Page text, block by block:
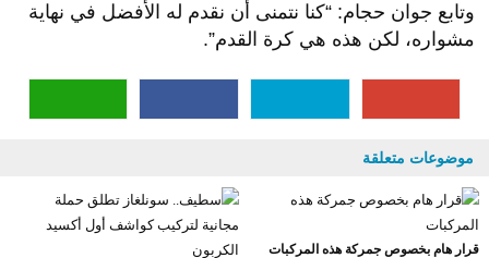
وتابع جوان حجام: “كنا نتمنى أن نقدم له الأفضل في نهاية
مشواره، لكن هذه هي كرة القدم”.
موضوعات متعلقة
قرار هام بخصوص جمركة هذه المركبات